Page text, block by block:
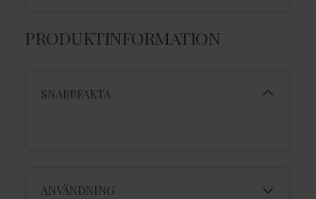
PRODUKTINFORMATION
SNABBFAKTA
ANVÄNDNING